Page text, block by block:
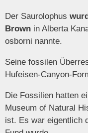
Der Saurolophus
Brown in Alberta
osborni nannte.
Seine fossilen
Hufeisen-Canyon-
Die Fossilien hatten
Museum of Natural
ist. Es war eigentlich